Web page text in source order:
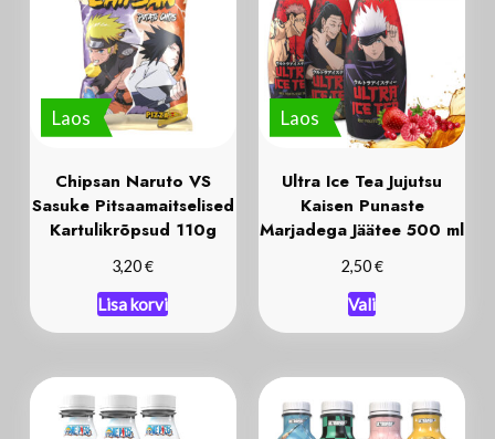
Laos
Chipsan Naruto VS
Sasuke Pitsaamaitselised
Kartulikrõpsud 110g
3,20€
Lisa korvi
Laos
Ultra Ice Tea Jujutsu
Kaisen Punaste
Marjadega Jäätee 500 ml
2,50€
Vali